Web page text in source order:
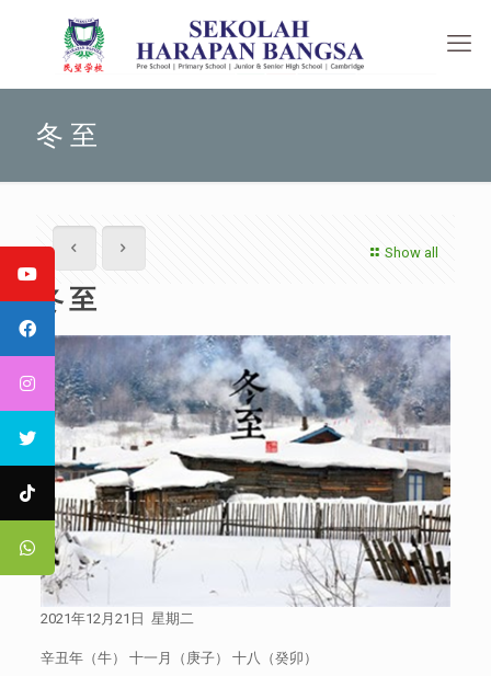
冬 至
Show all
冬 至
2021年12月21日 星期二
辛丑年（牛） 十一月（庚子） 十八（癸卯）